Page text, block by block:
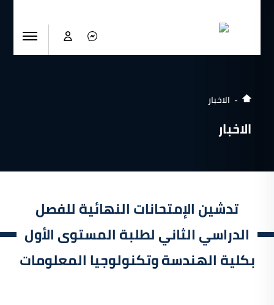
الاخبار
الاخبار
تدشين الإمتحانات النهائية للفصل
الدراسي الثاني لطلبة المستوى الأول
بكلية الهندسة وتكنولوجيا المعلومات